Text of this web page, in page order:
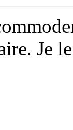
Je